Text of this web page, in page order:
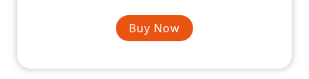
Buy Now